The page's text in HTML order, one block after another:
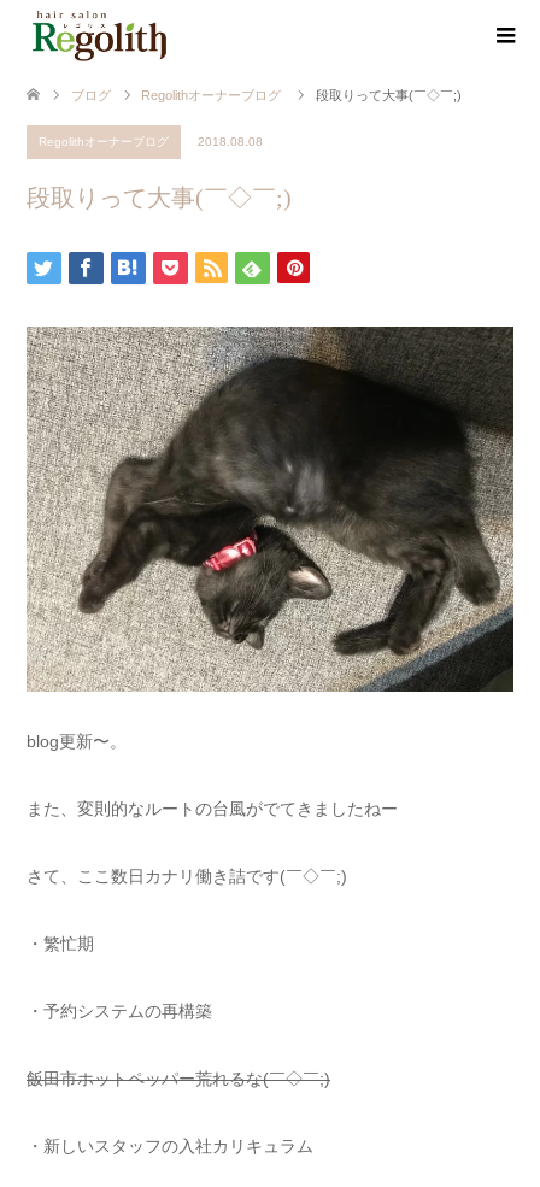
ブログ Regolithオーナーブログ 段取りって大事(￣◇￣;)
Regolithオーナーブログ 2018.08.08
段取りって大事(￣◇￣;)
blog更新〜。
また、変則的なルートの台風がでてきましたねー
さて、ここ数日カナリ働き詰です(￣◇￣;)
・繁忙期
・予約システムの再構築
飯田市ホットペッパー荒れるな(￣◇￣;)
・新しいスタッフの入社カリキュラム